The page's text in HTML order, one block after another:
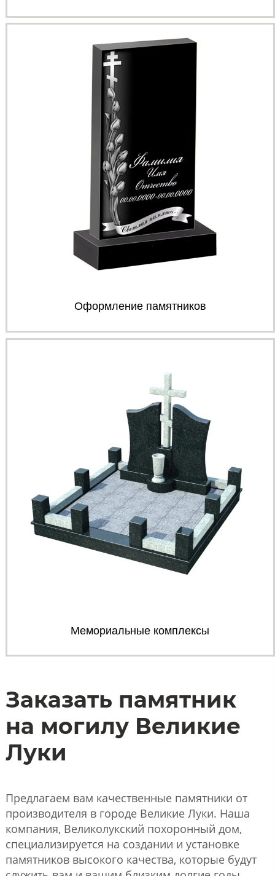
Оформление памятников
Мемориальные комплексы
Заказать памятник
на могилу Великие
Луки
Предлагаем вам качественные памятники от
производителя в городе Великие Луки. Наша
компания, Великолукский похоронный дом,
специализируется на создании и установке
памятников высокого качества, которые будут